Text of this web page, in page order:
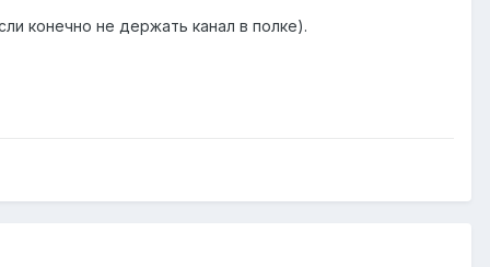
конечно не держать канал в полке).